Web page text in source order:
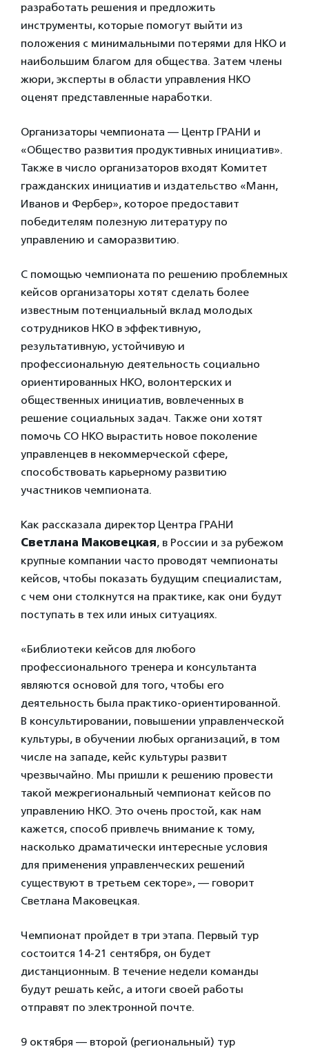
разработать решения и предложить
инструменты, которые помогут выйти из
положения с минимальными потерями для НКО и
наибольшим благом для общества. Затем члены
жюри, эксперты в области управления НКО
оценят представленные наработки.
Организаторы чемпионата — Центр ГРАНИ и
«Общество развития продуктивных инициатив».
Также в число организаторов входят Комитет
гражданских инициатив и издательство «Манн,
Иванов и Фербер», которое предоставит
победителям полезную литературу по
управлению и саморазвитию.
С помощью чемпионата по решению проблемных
кейсов организаторы хотят сделать более
известным потенциальный вклад молодых
сотрудников НКО в эффективную,
результативную, устойчивую и
профессиональную деятельность социально
ориентированных НКО, волонтерских и
общественных инициатив, вовлеченных в
решение социальных задач. Также они хотят
помочь СО НКО вырастить новое поколение
управленцев в некоммерческой сфере,
способствовать карьерному развитию
участников чемпионата.
Как рассказала директор Центра ГРАНИ
Светлана Маковецкая, в России и за рубежом
крупные компании часто проводят чемпионаты
кейсов, чтобы показать будущим специалистам,
с чем они столкнутся на практике, как они будут
поступать в тех или иных ситуациях.
«Библиотеки кейсов для любого
профессионального тренера и консультанта
являются основой для того, чтобы его
деятельность была практико-ориентированной.
В консультировании, повышении управленческой
культуры, в обучении любых организаций, в том
числе на западе, кейс культуры развит
чрезвычайно. Мы пришли к решению провести
такой межрегиональный чемпионат кейсов по
управлению НКО. Это очень простой, как нам
кажется, способ привлечь внимание к тому,
насколько драматически интересные условия
для применения управленческих решений
существуют в третьем секторе», — говорит
Светлана Маковецкая.
Чемпионат пройдет в три этапа. Первый тур
состоится 14-21 сентября, он будет
дистанционным. В течение недели команды
будут решать кейс, а итоги своей работы
отправят по электронной почте.
9 октября — второй (региональный) тур